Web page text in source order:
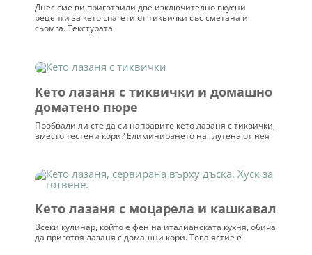
Днес сме ви приготвили две изключително вкусни
рецепти за кето спагети от тиквички със сметана и
сьомга. Текстурата
Кето лазаня с тиквички и домашно
доматено пюре
Пробвали ли сте да си направите кето лазаня с тиквички,
вместо тестени кори? Елиминирането на глутена от нея
Кето лазаня с моцарела и кашкавал
Всеки кулинар, който е фен на италианската кухня, обича
да приготвя лазаня с домашни кори. Това ястие е